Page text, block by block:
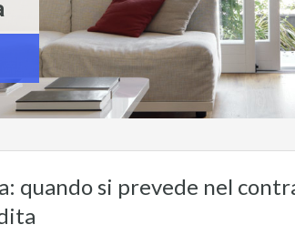
quando si prevede nel